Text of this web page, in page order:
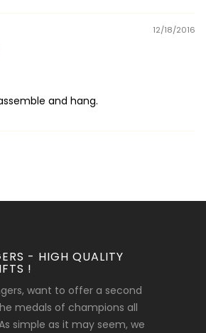
12/18/2016
and hang.
- HIGH QUALITY
!
want to offer a second
medals of champions all
simple as it may seem, we